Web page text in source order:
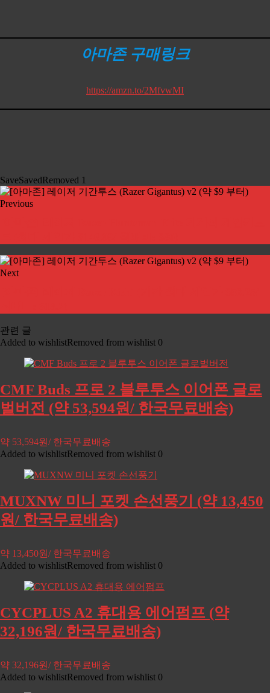
아마존 구매링크
https://amzn.to/2MfvwMI
SaveSavedRemoved 1
Previous
Next
관련 글
Added to wishlistRemoved from wishlist 0
CMF Buds 프로 2 블루투스 이어폰 글로
벌버전 (약 53,594원/ 한국무료배송)
약 53,594원/ 한국무료배송
Added to wishlistRemoved from wishlist 0
MUXNW 미니 포켓 손선풍기 (약 13,450
원/ 한국무료배송)
약 13,450원/ 한국무료배송
Added to wishlistRemoved from wishlist 0
CYCPLUS A2 휴대용 에어펌프 (약
32,196원/ 한국무료배송)
약 32,196원/ 한국무료배송
Added to wishlistRemoved from wishlist 0